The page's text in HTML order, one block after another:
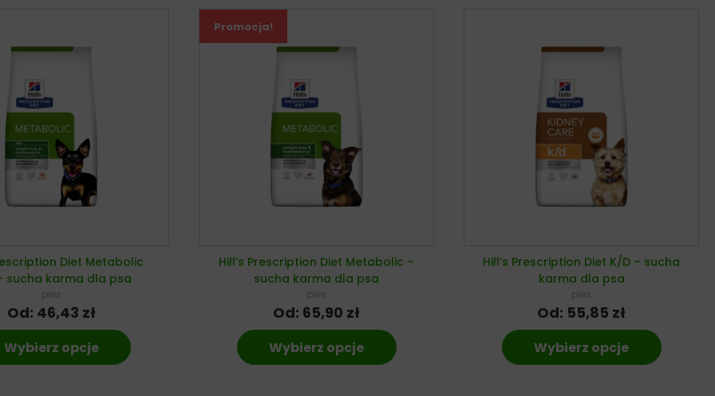
Diet Metabolic
sucha karma dla psa
pies
Od: 46,43 zł
Wybierz opcje
Promocja!
Hill’s Prescription Diet Metabolic –
sucha karma dla psa
pies
Od: 65,90 zł
Wybierz opcje
Hill’s Prescription Diet K/D – sucha
karma dla psa
pies
Od: 55,85 zł
Wybierz opcje